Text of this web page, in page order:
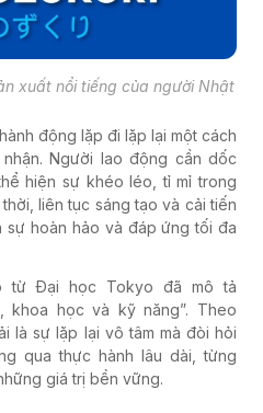
xuất nổi tiếng của người Nhật
động lặp đi lặp lại một cách
Người lao động cần dốc
hiện sự khéo léo, tỉ mỉ trong
liên tục sáng tạo và cải tiến
sự hoàn hảo và đáp ứng tối đa
từ Đại học Tokyo đã mô tả
khoa học và kỹ năng”. Theo
là sự lặp lại vô tâm mà đòi hỏi
qua thực hành lâu dài, từng
giá trị bền vững.